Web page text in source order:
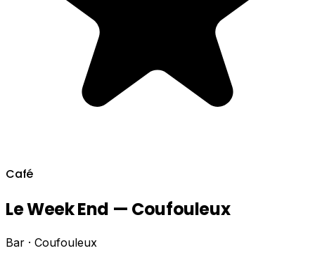
Café
Le Week End — Coufouleux
Bar · Coufouleux